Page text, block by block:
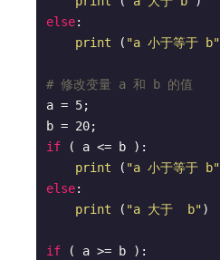
else:
print ( "a 小于等于 b"
# 修改变量 a 和 b 的值
a = 5;
if ( a <= b ):
print ( "a 小于等于 b"
else:
print ( "a 大于  b")
if ( a >= b ):